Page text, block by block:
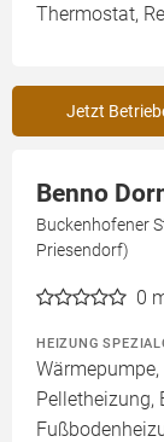
Thermostat,
Jetzt
Benno
Buckenhofener
Priesendorf)
0
HEIZUNG
Pelletheizung,